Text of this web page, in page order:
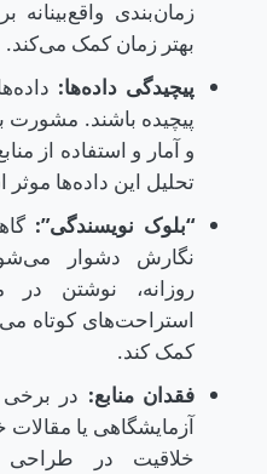
زمان‌بندی
بهتر زمان کمک می‌کند.
پیچیدگی داده‌ها:
پیچیده باشند. مشورت
و آمار و استفاده از
تحلیل این داده‌ها
“بلوک نویسندگی”:
نگارش دشوار
روزانه، نوشتن
استراحت‌های کوتاه
کمک کند.
فقدان منابع: در برخی
آزمایشگاهی یا
خلاقیت در طراحی